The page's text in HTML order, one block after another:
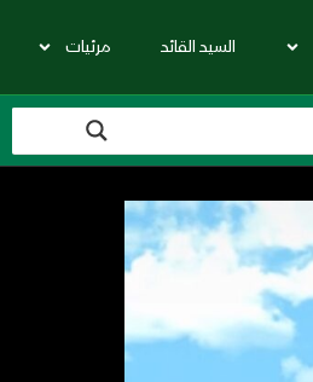
السيد القائد مرئيات